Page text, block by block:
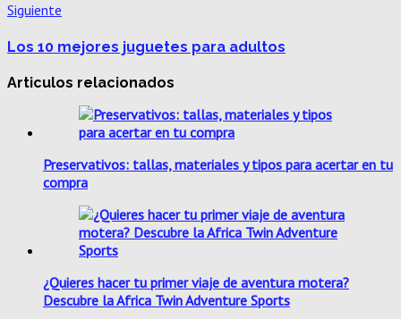
Siguiente
Los 10 mejores juguetes para adultos
Articulos relacionados
Preservativos: tallas, materiales y tipos para acertar en tu
compra
¿Quieres hacer tu primer viaje de aventura motera?
Descubre la Africa Twin Adventure Sports